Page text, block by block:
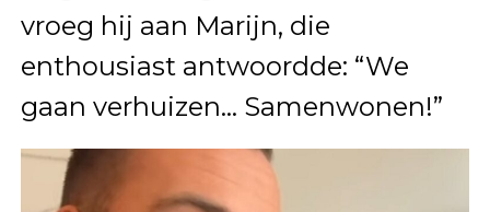
vroeg hij aan Marijn, die
enthousiast antwoordde: “We
gaan verhuizen… Samenwonen!”